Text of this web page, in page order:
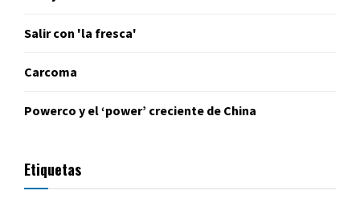
Salir con 'la fresca'
Carcoma
Powerco y el ‘power’ creciente de China
Etiquetas